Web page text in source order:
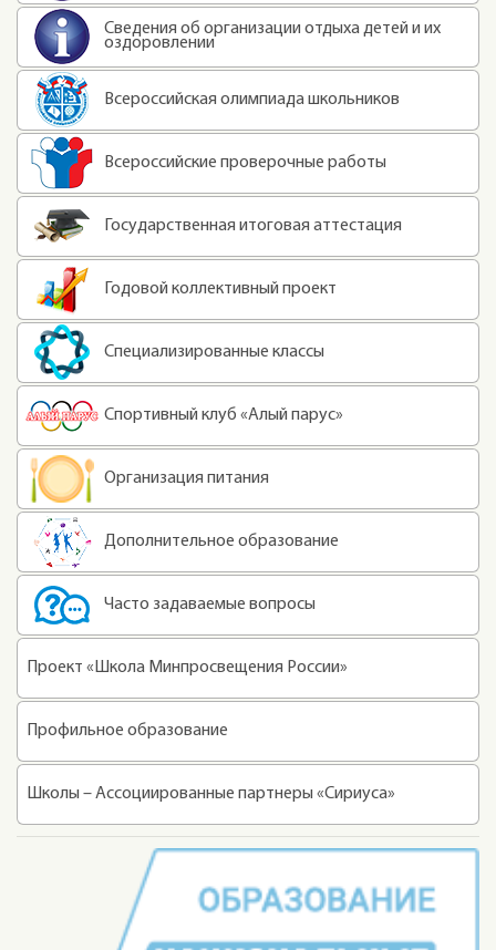
Сведения об организации отдыха детей и их
оздоровлении
Всероссийская олимпиада школьников
Всероссийские проверочные работы
Государственная итоговая аттестация
Годовой коллективный проект
Специализированные классы
Спортивный клуб «Алый парус»
Организация питания
Дополнительное образование
Часто задаваемые вопросы
Проект «Школа Минпросвещения России»
Профильное образование
Школы – Ассоциированные партнеры «Сириуса»